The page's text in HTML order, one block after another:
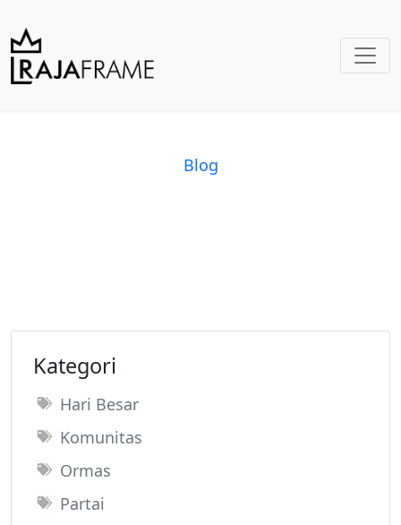
Blog
Kategori
Hari Besar
Komunitas
Ormas
Partai